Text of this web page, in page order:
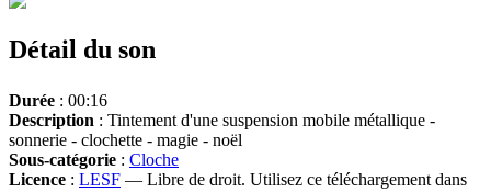
Détail du son
Durée : 00:16
Description : Tintement d'une suspension mobile métallique -
sonnerie - clochette - magie - noël
Sous-catégorie : Cloche
Licence : LESF — Libre de droit. Utilisez ce téléchargement dans